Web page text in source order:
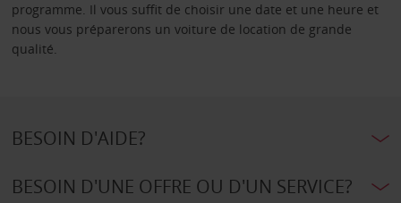
programme. Il vous suffit de choisir une date et une heure et
nous vous préparerons un voiture de location de grande
qualité.
BESOIN D'AIDE?
BESOIN D'UNE OFFRE OU D'UN SERVICE?